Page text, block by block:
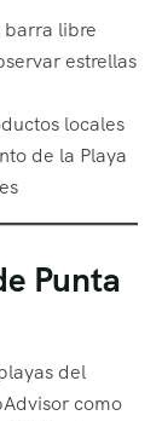
barra libre
estrellas
locales
de la Playa
Punta
del
como